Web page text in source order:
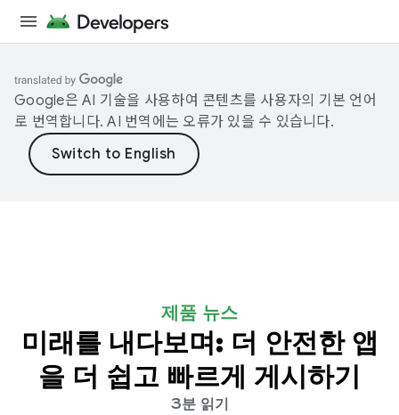
Google은 AI 기술을 사용하여 콘텐츠를 사용자의 기본 언어
로 번역합니다. AI 번역에는 오류가 있을 수 있습니다.
제품 뉴스
미래를 내다보며: 더 안전한 앱
을 더 쉽고 빠르게 게시하기
3분 읽기